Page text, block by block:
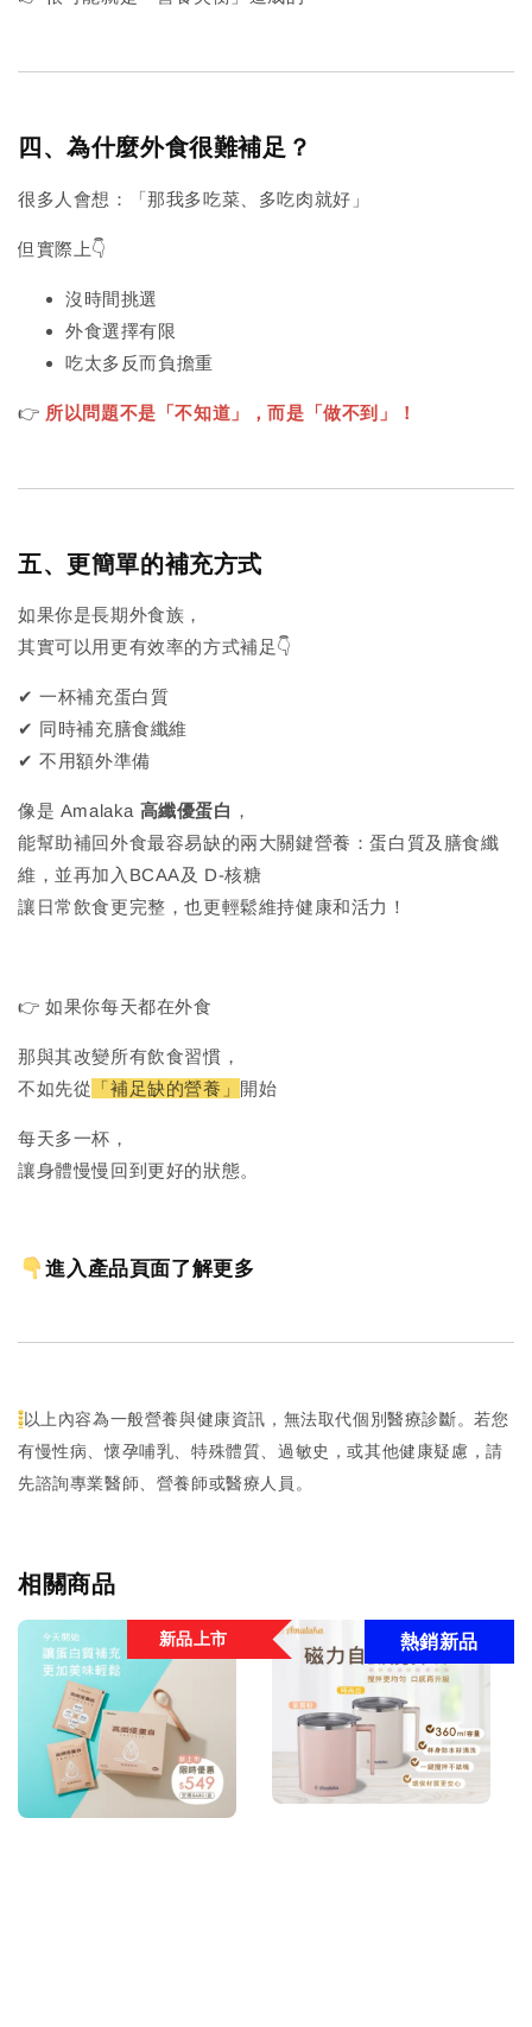
四、為什麼外食很難補足？
很多人會想：「那我多吃菜、多吃肉就好」
但實際上👇
沒時間挑選
外食選擇有限
吃太多反而負擔重
👉 所以問題不是「不知道」，而是「做不到」！
五、更簡單的補充方式
如果你是長期外食族，
其實可以用更有效率的方式補足👇
✔ 一杯補充蛋白質
✔ 同時補充膳食纖維
✔ 不用額外準備
像是 Amalaka 高纖優蛋白 ，
能幫助補回外食最容易缺的兩大關鍵營養：蛋白質及膳食纖
維，並再加入BCAA及 D-核糖
讓日常飲食更完整，也更輕鬆維持健康和活力！
👉 如果你每天都在外食
那與其改變所有飲食習慣，
不如先從 「補足缺的營養」 開始
每天多一杯，
讓身體慢慢回到更好的狀態。
進入產品頁面了解更多
以上內容為一般營養與健康資訊，無法取代個別醫療診斷。若您
有慢性病、懷孕哺乳、特殊體質、過敏史，或其他健康疑慮，請
先諮詢專業醫師、營養師或醫療人員。
相關商品
新品上市 熱銷新品